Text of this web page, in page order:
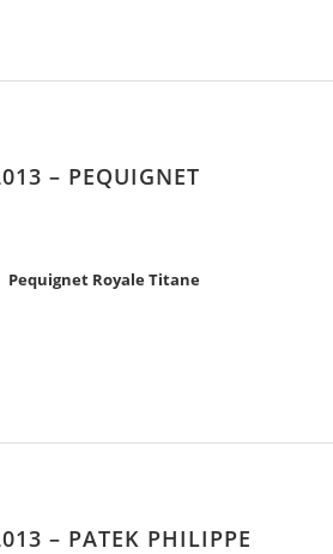
– PEQUIGNET
Pequignet Royale Titane
– PATEK PHILIPPE